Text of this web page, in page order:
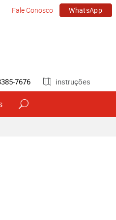
Fale Conosco WhatsApp
7676 instruções